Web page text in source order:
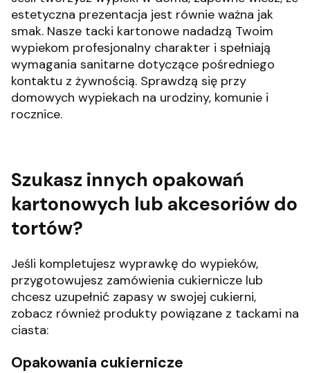
estetyczna prezentacja jest równie ważna jak
smak. Nasze tacki kartonowe nadadzą Twoim
wypiekom profesjonalny charakter i spełniają
wymagania sanitarne dotyczące pośredniego
kontaktu z żywnością. Sprawdzą się przy
domowych wypiekach na urodziny, komunie i
rocznice.
Szukasz innych opakowań
kartonowych lub akcesoriów do
tortów?
Jeśli kompletujesz wyprawkę do wypieków,
przygotowujesz zamówienia cukiernicze lub
chcesz uzupełnić zapasy w swojej cukierni,
zobacz również produkty powiązane z tackami na
ciasta:
Opakowania cukiernicze